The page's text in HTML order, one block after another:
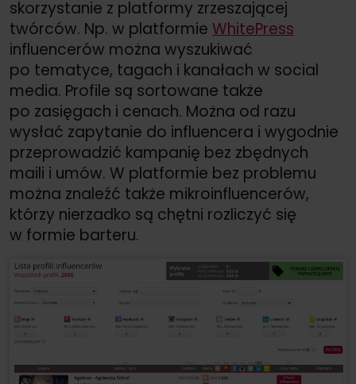
skorzystanie z platformy zrzeszającej
twórców. Np. w platformie WhitePress
influencerów można wyszukiwać
po tematyce, tagach i kanałach w social
media. Profile są sortowane także
po zasięgach i cenach. Można od razu
wysłać zapytanie do influencera i wygodnie
przeprowadzić kampanię bez zbędnych
maili i umów. W platformie bez problemu
można znaleźć także mikroinfluencerów,
którzy nierzadko są chętni rozliczyć się
w formie barteru.